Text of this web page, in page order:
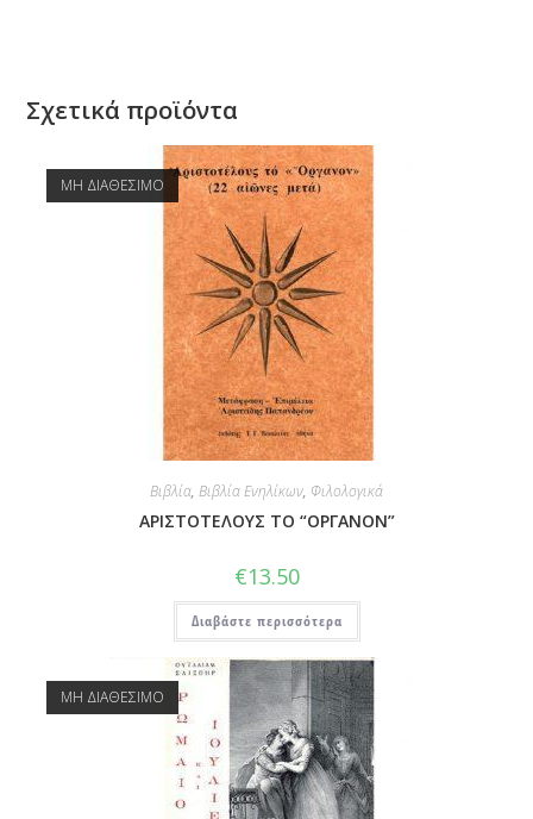
Σχετικά προϊόντα
ΜΗ ΔΙΑΘΕΣΙΜΟ
Βιβλία, Βιβλία Ενηλίκων, Φιλολογικά
ΑΡΙΣΤΟΤΕΛΟΥΣ ΤΟ “ΟΡΓΑΝΟΝ”
€13.50
Διαβάστε περισσότερα
ΜΗ ΔΙΑΘΕΣΙΜΟ